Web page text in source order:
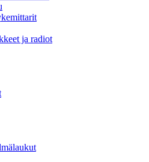
ja radiot